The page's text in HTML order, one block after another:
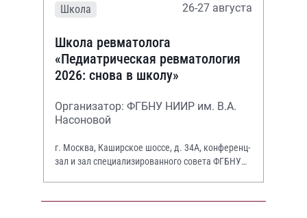
Школа 26-27 августа
Школа ревматолога
«Педиатрическая ревматология
2026: снова в школу»
Организатор: ФГБНУ НИИР им. В.А.
Насоновой
г. Москва, Каширское шоссе, д. 34А, конференц-
зал и зал специализированного совета ФГБНУ